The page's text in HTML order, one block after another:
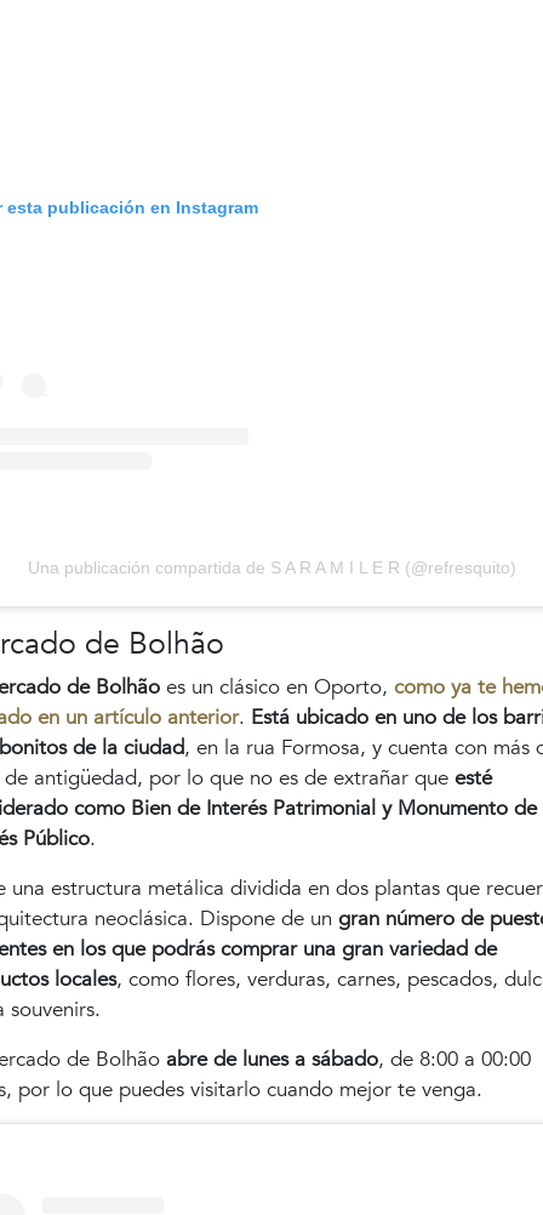
esta publicación en Instagram
Una publicación compartida de S A R A M I L E R (@refresquito)
de Bolhão
de Bolhão es un clásico en Oporto, como ya te
en un artículo anterior. Está ubicado en uno de los
de la ciudad, en la rua Formosa, y cuenta con más
antigüedad, por lo que no es de extrañar que esté
como Bien de Interés Patrimonial y Monumento de
Público.
una estructura metálica dividida en dos plantas que
neoclásica. Dispone de un gran número de
en los que podrás comprar una gran variedad de
locales, como flores, verduras, carnes, pescados,
souvenirs.
de Bolhão abre de lunes a sábado, de 8:00 a 00:00
por lo que puedes visitarlo cuando mejor te venga.